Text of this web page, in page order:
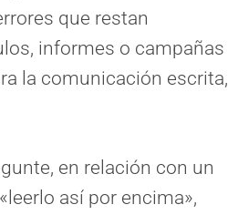
que restan
informes o campañas
la comunicación escrita,
en relación con un
así por encima»,